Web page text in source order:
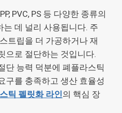
PVC, PS 등 다양한 종류의
데 널리 사용됩니다. 주
트립을 더 가공하거나 재
으로 절단하는 것입니다.
단 능력 덕분에 폐플라스틱
구를 충족하고 생산 효율성
틱 펠릿화 라인의 핵심 장